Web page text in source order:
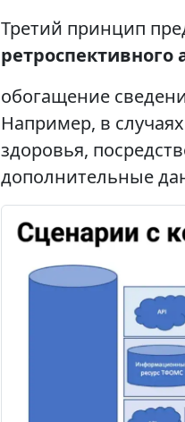
Третий принцип
ретроспективного
обогащение
Например, в
здоровья,
дополнительные